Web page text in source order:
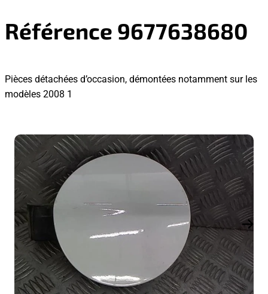
Référence 9677638680
Pièces détachées d’occasion, démontées notamment sur les
modèles 2008 1